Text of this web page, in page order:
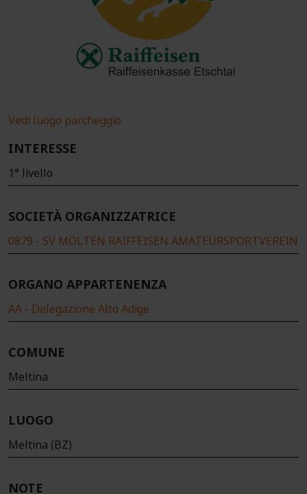
Vedi luogo parcheggio
INTERESSE
1° livello
SOCIETÀ ORGANIZZATRICE
0879 - SV MÖLTEN RAIFFEISEN AMATEURSPORTVEREIN
ORGANO APPARTENENZA
AA - Delegazione Alto Adige
COMUNE
Meltina
LUOGO
Meltina (BZ)
NOTE